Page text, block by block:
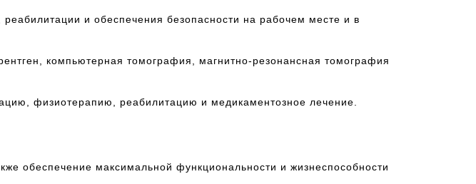
и обеспечения безопасности на рабочем месте и в
компьютерная томография, магнитно-резонансная томография
физиотерапию, реабилитацию и медикаментозное лечение.
обеспечение максимальной функциональности и жизнеспособности